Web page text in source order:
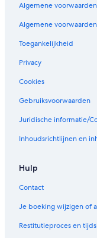
Algemene
Algemene
Toegankelijkheid
Privacy
Cookies
Gebruiksvoorwaarden
Juridische informatie/
Inhoudsrichtlijnen en
Hulp
Contact
Je boeking wijzigen of
Restitutieproces en